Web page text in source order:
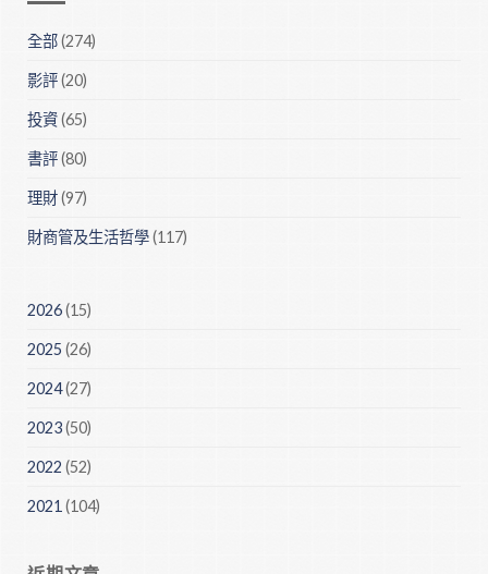
全部(274)
影評(20)
投資(65)
書評(80)
理財(97)
財商管及生活哲學(117)
2026(15)
2025 (26)
2024(27)
2023(50)
2022 (52)
2021 (104)